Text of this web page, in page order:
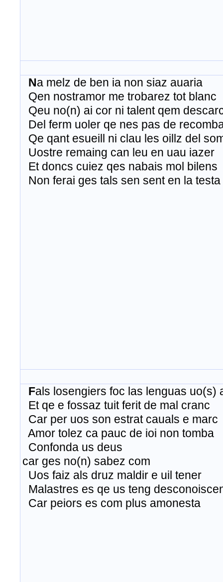
Na melz de ben ia non siaz auaria
Qen nostramor me trobarez tot blanc
Qeu no(n) ai cor ni talent qem
Del ferm uoler qe nes pas de
Qe qant esueill ni clau les oillz del
Uostre remaing can leu en uau iazer
Et doncs cuiez qes nabais mol bilens
Non ferai ges tals sen sent en la testa
Fals losengiers foc las lenguas uo(s)
Et qe e fossaz tuit feritde mal cranc
Car per uos son estrat cauals e marc
Amor tolez ca pauc de ioi non tomba
Confonda us deus
car ges no(n) sabez com
Uos faiz als druz maldir e uil tener
Malastres es qe us teng
Car peiors es com plus amonesta